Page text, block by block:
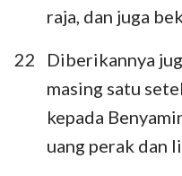
raja, dan juga
22
Diberikannya
masing satu
kepada
uang perak dan